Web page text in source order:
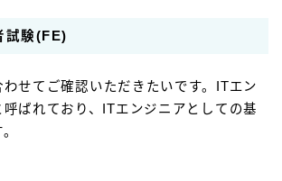
試験(FE)
わせてご確認いただきたいです。ITエン
ばれており、ITエンジニアとしての基